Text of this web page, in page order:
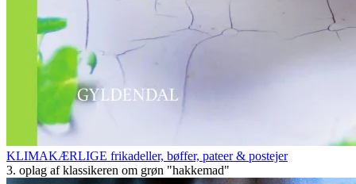
KLIMAKÆRLIGE frikadeller, bøffer, pateer & postejer
3. oplag af klassikeren om grøn "hakkemad"